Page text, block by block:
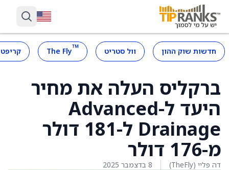
חדשות שוק ההון וול סטריט ™
The Fly
ברקליס העלה את מחיר
היעד ל-Advanced
Drainage ל-181 דולר
מ-176 דולר
דה פליי (TheFly) 8 בדצמבר 2025